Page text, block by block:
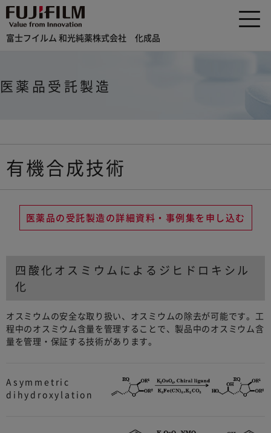
富士フイルム 和光純薬株式会社 化成品
医薬品受託製造
有機合成技術
医薬品の受託製造の詳細資料・事例集を申し込む
四酸化オスミウムによるジヒドロキシル
化
オスミウムの安全な取り扱い、オスミウムの除去が可能です。工
程中のオスミウム含量を管理することで、製品中のオスミウム含
量を管理・保証する技術があります。
Asymmetric
dihydroxylation